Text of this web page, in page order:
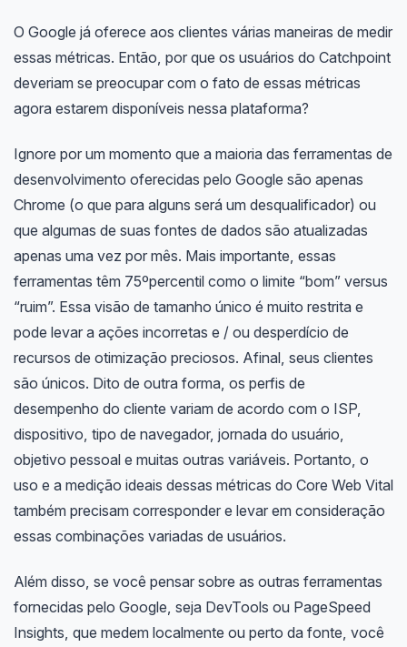
O Google já oferece aos clientes várias maneiras de medir
essas métricas. Então, por que os usuários do Catchpoint
deveriam se preocupar com o fato de essas métricas
agora estarem disponíveis nessa plataforma?
Ignore por um momento que a maioria das ferramentas de
desenvolvimento oferecidas pelo Google são apenas
Chrome (o que para alguns será um desqualificador) ou
que algumas de suas fontes de dados são atualizadas
apenas uma vez por mês. Mais importante, essas
ferramentas têm 75ºpercentil como o limite “bom” versus
“ruim”. Essa visão de tamanho único é muito restrita e
pode levar a ações incorretas e / ou desperdício de
recursos de otimização preciosos. Afinal, seus clientes
são únicos. Dito de outra forma, os perfis de
desempenho do cliente variam de acordo com o ISP,
dispositivo, tipo de navegador, jornada do usuário,
objetivo pessoal e muitas outras variáveis. Portanto, o
uso e a medição ideais dessas métricas do Core Web Vital
também precisam corresponder e levar em consideração
essas combinações variadas de usuários.
Além disso, se você pensar sobre as outras ferramentas
fornecidas pelo Google, seja DevTools ou PageSpeed ​​
Insights, que medem localmente ou perto da fonte, você